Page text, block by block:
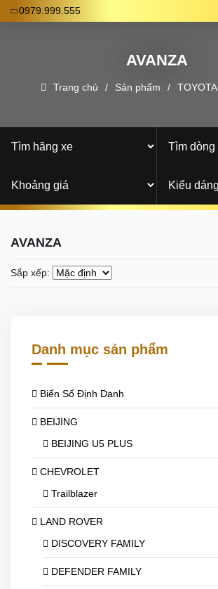
0979.999.555
AVANZA
Trang chủ Sản phẩm TOYOTA
AVANZA
Sắp xếp:
Danh mục sản phẩm
Biển Số Định Danh
BEIJING
BEIJING U5 PLUS
CHEVROLET
Trailblazer
LAND ROVER
DISCOVERY FAMILY
DEFENDER FAMILY